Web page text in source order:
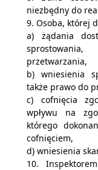
niezbędny do
9. Osoba, której
a) żądania
przetwarzania,
b) wniesienia
także prawo do
c) cofnięcia
wpływu na
którego
cofnięciem,
d) wniesienia
10.